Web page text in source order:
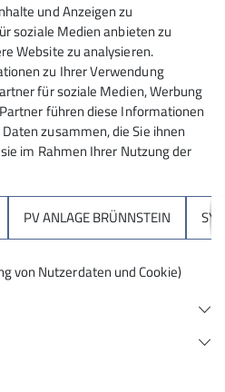
Partner für Bergbücher und
einer Bücherspende von
wollen wir
Bergreisen
wurden durch den 1.
links, und Klimakoordinator
an Frau Marie-Luise
übergeben.
und Anzeigen zu
soziale Medien anbieten zu
Website zu analysieren.
zu Ihrer Verwendung
für soziale Medien, Werbung
führen diese Informationen
zusammen, die Sie ihnen
im Rahmen Ihrer Nutzung der
PV ANLAGE BRÜNNSTEIN
von Nutzerdaten und Cookie)